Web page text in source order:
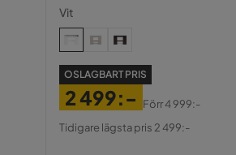
Vit
OSLAGBART PRIS
Pris
2 499:-
Original
Förr4 999:-
Tidigare lägsta pris 2 499:-